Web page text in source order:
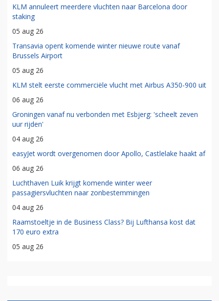
KLM annuleert meerdere vluchten naar Barcelona door
staking
05 aug 26
Transavia opent komende winter nieuwe route vanaf
Brussels Airport
05 aug 26
KLM stelt eerste commerciële vlucht met Airbus A350-900 uit
06 aug 26
Groningen vanaf nu verbonden met Esbjerg: 'scheelt zeven
uur rijden'
04 aug 26
easyJet wordt overgenomen door Apollo, Castlelake haakt af
06 aug 26
Luchthaven Luik krijgt komende winter weer
passagiersvluchten naar zonbestemmingen
04 aug 26
Raamstoeltje in de Business Class? Bij Lufthansa kost dat
170 euro extra
05 aug 26